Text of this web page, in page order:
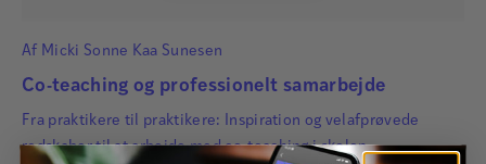
Af Micki Sonne Kaa Sunesen
Co-teaching og professionelt samarbejde
Fra praktikere til praktikere: Inspiration og velafprøvede
redskaber til at arbejde med co-teaching i skolen.